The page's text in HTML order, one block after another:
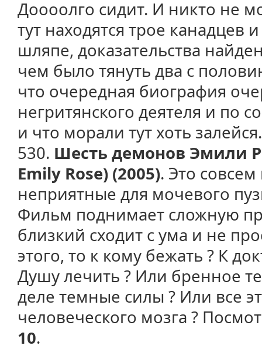
Доооолго сидит. И никто не
тут находятся трое канадцев
шляпе, доказательства
чем было тянуть два с
что очередная биография
негритянского деятеля и по
и что морали тут хоть
530. Шесть демонов Эмили
Emily Rose) (2005). Это совсем
неприятные для мочевого
Фильм поднимает сложную
близкий сходит с ума и не
этого, то к кому бежать ? К
Душу лечить ? Или бренное
деле темные силы ? Или все
человеческого мозга ?
10.